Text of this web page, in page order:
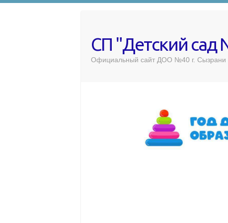
СП "Детский
Официальный сайт ДОО №40 г. Сызрани